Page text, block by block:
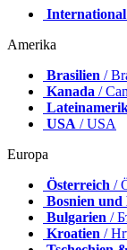
International
Amerika
Brasilien /
Kanada /
USA / USA
Europa
Österreich /
Bosnien und
Bulgarien /
Kroatien /